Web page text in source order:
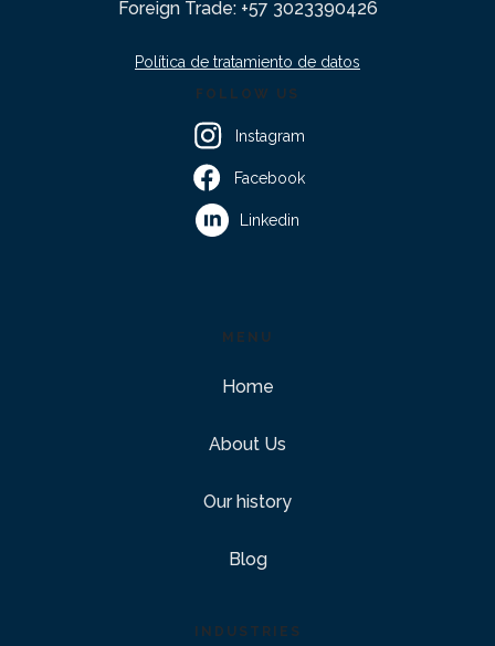
Foreign Trade: +57 3023390426
Política de tratamiento de datos
FOLLOW US
Instagram
Facebook
Linkedin
MENU
Home
About Us
Our history
Blog
INDUSTRIES